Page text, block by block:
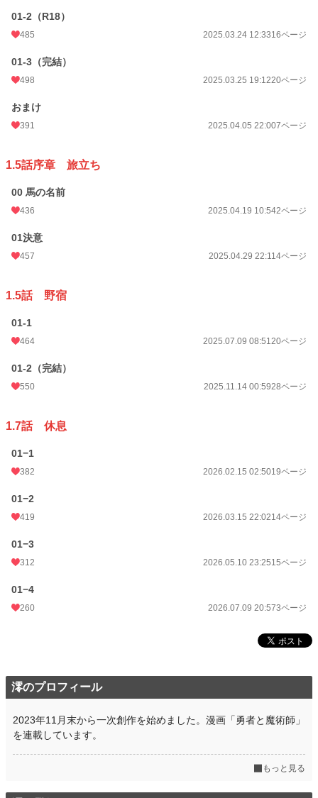
01-2（R18）
485 2025.03.24 12:3316ページ
01-3（完結）
498 2025.03.25 19:1220ページ
おまけ
391 2025.04.05 22:007ページ
1.5話序章 旅立ち
00 馬の名前
436 2025.04.19 10:542ページ
01決意
457 2025.04.29 22:114ページ
1.5話 野宿
01-1
464 2025.07.09 08:5120ページ
01-2（完結）
550 2025.11.14 00:5928ページ
1.7話 休息
01−1
382 2026.02.15 02:5019ページ
01−2
419 2026.03.15 22:0214ページ
01−3
312 2026.05.10 23:2515ページ
01−4
260 2026.07.09 20:573ページ
澪のプロフィール
2023年11月末から一次創作を始めました。漫画「勇者と魔術師」
を連載しています。
もっと見る